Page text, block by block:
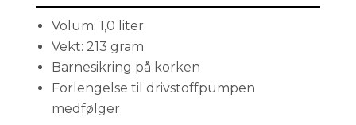
Volum: 1,0 liter
Vekt: 213 gram
Barnesikring på korken
Forlengelse til drivstoffpumpen
medfølger